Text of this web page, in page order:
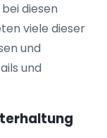
diesen
viele dieser
und
und